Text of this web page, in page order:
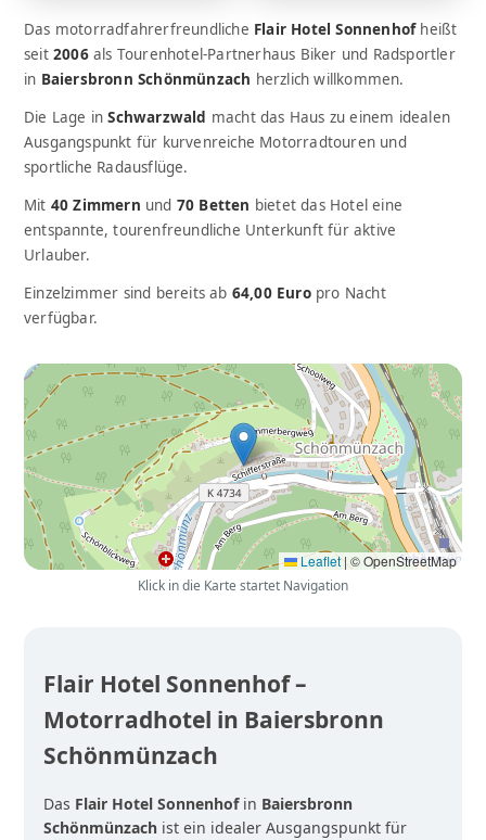
Das motorradfahrerfreundliche Flair Hotel Sonnenhofheißt
seit 2006als Tourenhotel-Partnerhaus Biker und Radsportler
in Baiersbronn Schönmünzach herzlich willkommen.
Die Lage inSchwarzwald macht das Haus zu einem idealen
Ausgangspunkt für kurvenreiche Motorradtouren und
sportliche Radausflüge.
Mit 40 Zimmern und 70 Betten bietet das Hotel eine
entspannte, tourenfreundliche Unterkunft für aktive
Urlauber.
Einzelzimmer sind bereits ab 64,00 Europro Nacht
verfügbar.
Leaflet|© OpenStreetMap
Klick in die Karte startet Navigation
Flair Hotel Sonnenhof –
Motorradhotel in Baiersbronn
Schönmünzach
Das Flair Hotel Sonnenhofin Baiersbronn
Schönmünzach ist ein idealer Ausgangspunkt für